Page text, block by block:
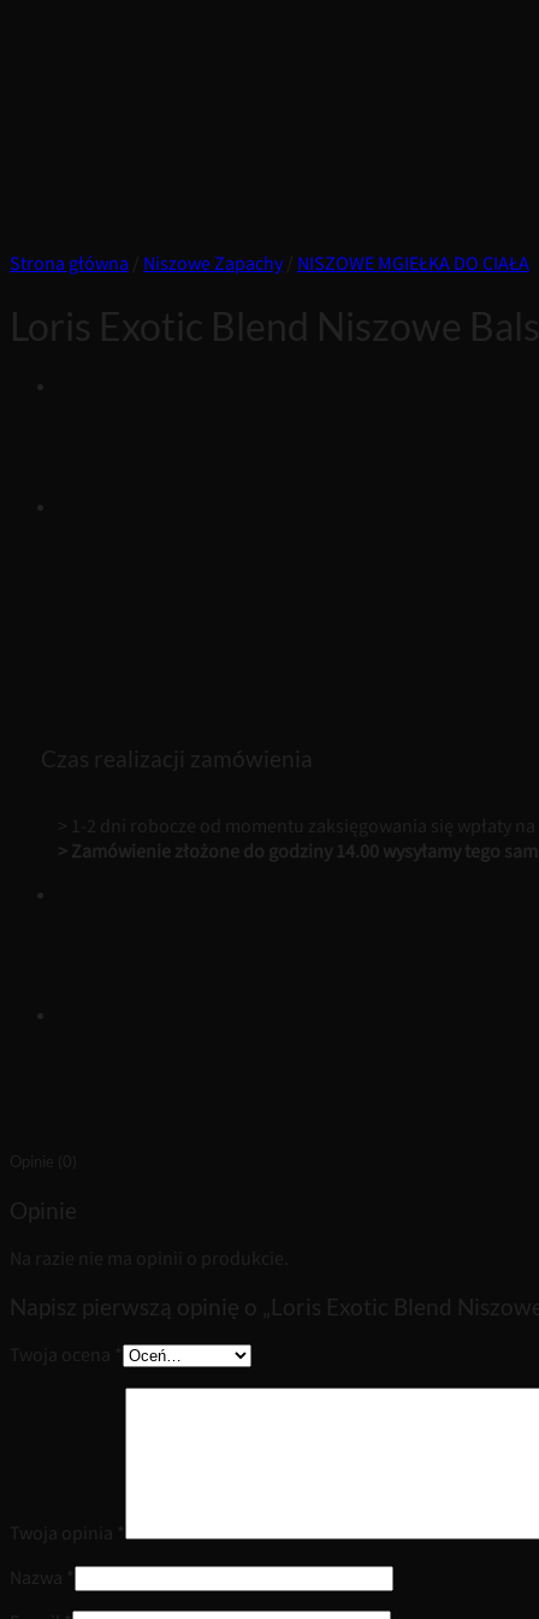
Strona główna Niszowe Zapachy NISZOWE MGIEŁKA DO CIAŁA
Loris Exotic Blend Niszowe
Czas realizacji zamówienia
> 1-2 dni robocze od momentu zaksięgowania się wpłaty na
> Zamówienie złożone do godziny 14.00 wysyłamy tego
Opinie (0)
Opinie
Na razie nie ma opinii o produkcie.
Napisz pierwszą opinię o „Loris Exotic Blend
Twoja ocena
Twoja opinia
Nazwa